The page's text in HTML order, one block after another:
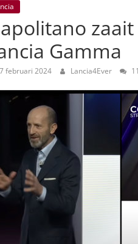
Gamma
februari 2024 Lancia4Ever